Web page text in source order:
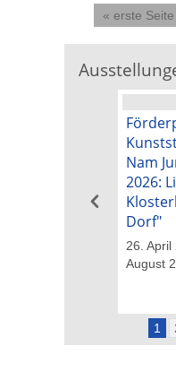
« erste Seite
Nam
2026:
Dorf"
26. April
August
1